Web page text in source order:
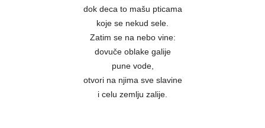
dok deca to mašu pticama
koje se nekud sele.
Zatim se na nebo vine:
dovuče oblake galije
pune vode,
otvori na njima sve slavine
i celu zemlju zalije.